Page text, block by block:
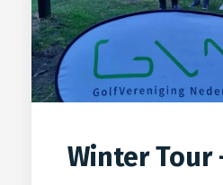
Winter Tour